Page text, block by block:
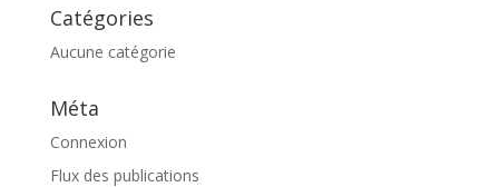
Catégories
Aucune catégorie
Méta
Connexion
Flux des publications